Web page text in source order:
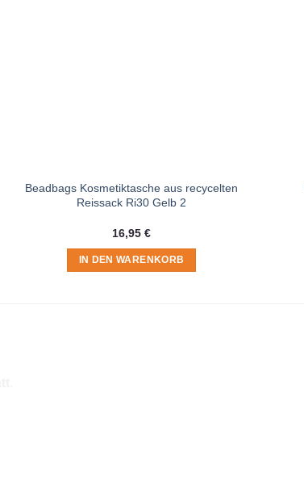
Beadbags Kosmetiktasche aus recycelten
Reissack Ri30 Gelb 2
16,95 €
IN DEN WARENKORB